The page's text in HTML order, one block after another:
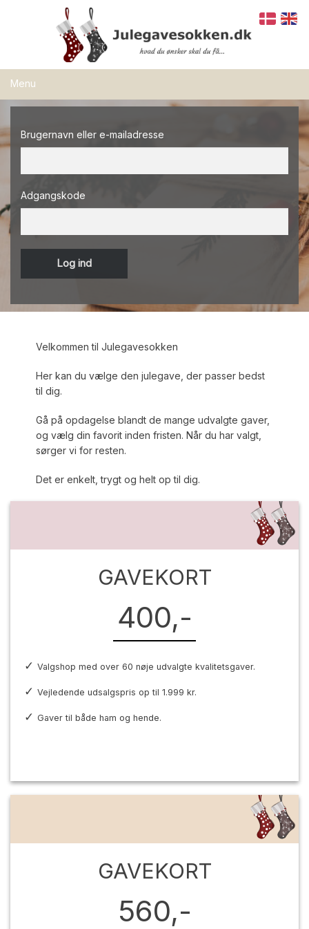
Om Julegavesokken
Coredesign.dk
Menu
Brugernavn eller e-mailadresse
Adgangskode
Velkommen til Julegavesokken
Her kan du vælge den julegave, der passer bedst
til dig.
Gå på opdagelse blandt de mange udvalgte gaver,
og vælg din favorit inden fristen. Når du har valgt,
sørger vi for resten.
Det er enkelt, trygt og helt op til dig.
GAVEKORT
400,-
Valgshop med over 60 nøje udvalgte kvalitetsgaver.
Vejledende udsalgspris op til 1.999 kr.
Gaver til både ham og hende.
GAVEKORT
560,-